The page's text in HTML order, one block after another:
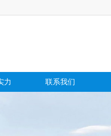
力 联系我们